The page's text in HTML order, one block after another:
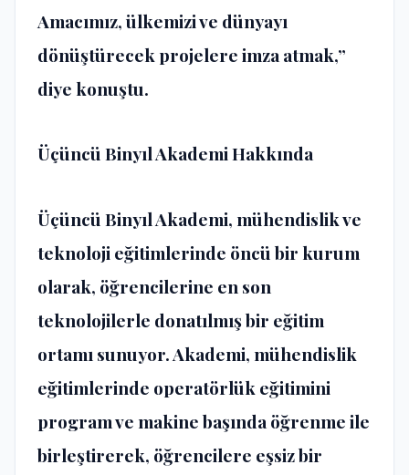
Amacımız, ülkemizi ve dünyayı
dönüştürecek projelere imza atmak,”
diye konuştu.
Üçüncü Binyıl Akademi Hakkında
Üçüncü Binyıl Akademi, mühendislik ve
teknoloji eğitimlerinde öncü bir kurum
olarak, öğrencilerine en son
teknolojilerle donatılmış bir eğitim
ortamı sunuyor. Akademi, mühendislik
eğitimlerinde operatörlük eğitimini
program ve makine başında öğrenme ile
birleştirerek, öğrencilere eşsiz bir